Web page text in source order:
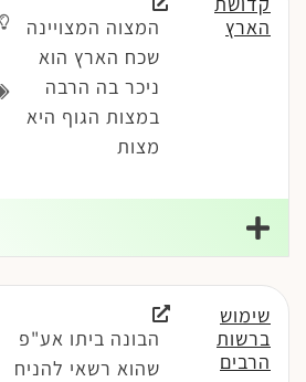
הארץ
המצוה המצויינה
שכח הארץ הוא
ניכר בה הרבה
במצות הגוף היא
מצות
שימוש
ברשות
הרבים
הבונה ביתו אע"פ
שהוא רשאי להניח